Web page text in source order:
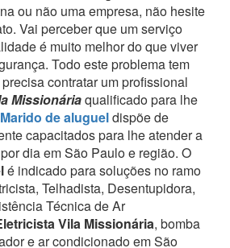
ou não uma empresa, não hesite
Vai perceber que um serviço
é muito melhor do que viver
Todo este problema tem
contratar um profissional
Missionáriaqualificado para lhe
Marido de alugueldispõe de
capacitados para lhe atender a
dia em São Paulo e região. O
é indicado para soluções no ramo
Telhadista, Desentupidora,
Técnica de Ar
Vila Missionária, bomba
e ar condicionado em São